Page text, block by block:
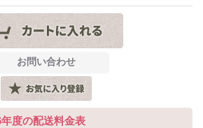
度の配送料金表